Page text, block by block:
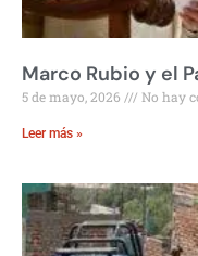
Marco Rubio y el
5 de mayo, 2026 No hay
Leer más »